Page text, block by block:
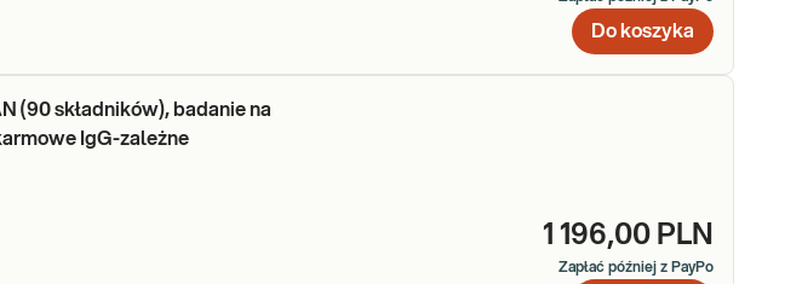
Do koszyka
(90 składników), badanie na
IgG-zależne
1 196,00 PLN
Zapłać później z PayPo